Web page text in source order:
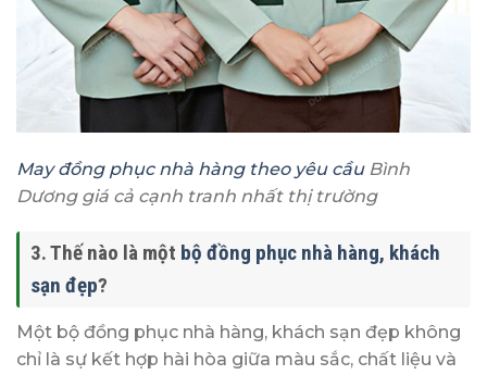
May đồng phục nhà hàng theo yêu cầu Bình
Dương giá cả cạnh tranh nhất thị trường
3. Thế nào là một bộ đồng phục nhà hàng, khách
sạn đẹp?
Một bộ đồng phục nhà hàng, khách sạn đẹp không
chỉ là sự kết hợp hài hòa giữa màu sắc, chất liệu và